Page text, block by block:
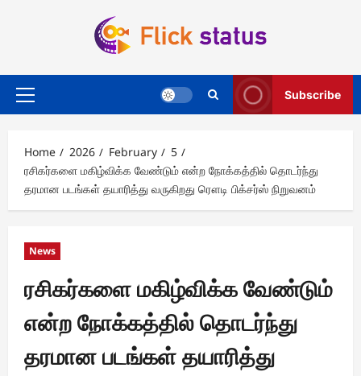
Primary
Subscribe
Home 2026 February
5
ரசிகர்களை மகிழ்விக்க வேண்டும் என்ற நோக்கத்தில் தொடர்ந்து
தரமான படங்கள் தயாரித்து வருகிறது ரௌடி பிக்சர்ஸ் நிறுவனம்
News
ரசிகர்களை மகிழ்விக்க வேண்டும்
என்ற நோக்கத்தில் தொடர்ந்து
தரமான படங்கள் தயாரித்து